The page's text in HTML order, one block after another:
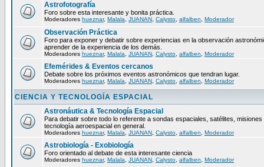
Astrofotografía
Foro sobre esta interesante y bonita práctica.
Moderadores hueznar, Malala JUANAN Calysto alfalben Moderador
Observación Práctica
Foro para exponer y debatir sobre experiencias en la observación
aprender de la experiencia de los demás.
Moderadores hueznar, Malala JUANAN Calysto alfalben Moderador
Efemérides & Eventos cercanos
Debate sobre los próximos eventos astronómicos que tendran lugar.
Moderadores hueznar, Malala JUANAN Calysto alfalben Moderador
CIENCIA Y TECNOLOGÍA ESPACIAL
Astronáutica & Tecnología Espacial
Para debatir sobre todo lo referente a sondas espaciales, satélites,
tecnología aeroespacial en general.
Moderadores hueznar, Malala JUANAN Calysto alfalben Moderador
Astrobiología - Exobiología
Foro orientado al debate de esta interesante ciencia
Moderadores hueznar, Malala JUANAN Calysto alfalben Moderador